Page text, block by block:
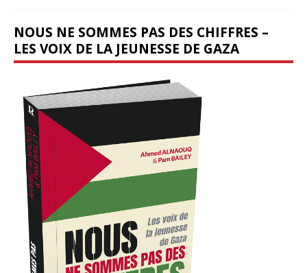
NOUS NE SOMMES PAS DES CHIFFRES –
LES VOIX DE LA JEUNESSE DE GAZA